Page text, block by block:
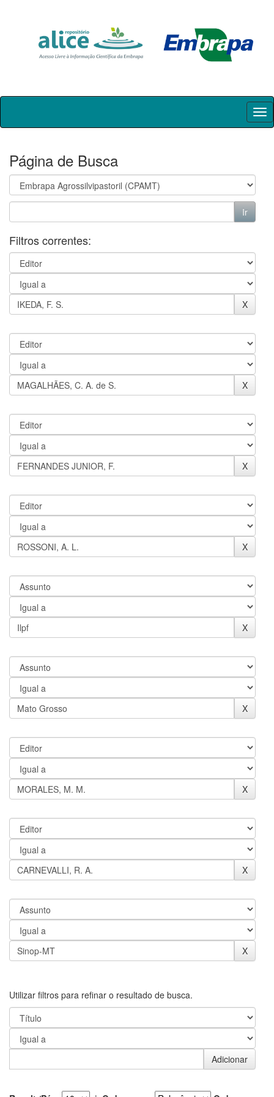
Skip
Página de Busca
Filtros correntes:
Utilizar filtros para refinar o resultado de busca.